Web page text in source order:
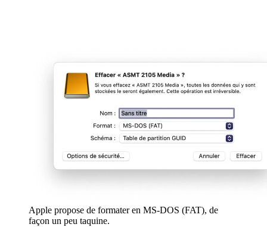
Apple propose de formater en MS-DOS (FAT), de
façon un peu taquine.